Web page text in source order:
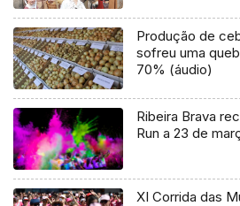
Produção de
sofreu uma
70% (áudio)
Ribeira Brava
Run a 23 de
XI Corrida das